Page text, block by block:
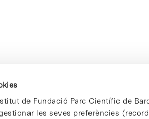
de Fundació Parc Científic de
les seves preferències